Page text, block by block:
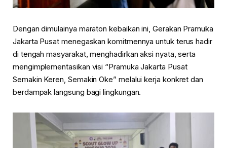
Dengan dimulainya maraton kebaikan ini, Gerakan Pramuka
Jakarta Pusat menegaskan komitmennya untuk terus hadir
di tengah masyarakat, menghadirkan aksi nyata, serta
mengimplementasikan visi “Pramuka Jakarta Pusat
Semakin Keren, Semakin Oke” melalui kerja konkret dan
berdampak langsung bagi lingkungan.